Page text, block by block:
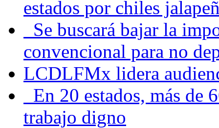
estados por chiles
Se buscará bajar la
convencional para no
LCDLFMx lidera
En 20 estados, más de
trabajo digno